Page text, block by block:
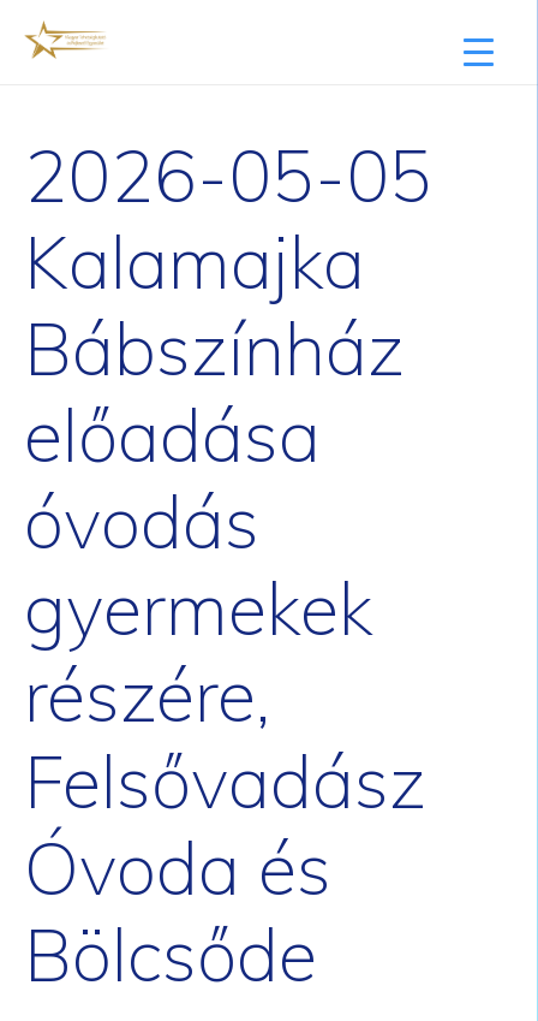
2026-05-05
Kalamajka
Bábszínház
előadása
óvodás
gyermekek
részére,
Felsővadász
Óvoda és
Bölcsőde